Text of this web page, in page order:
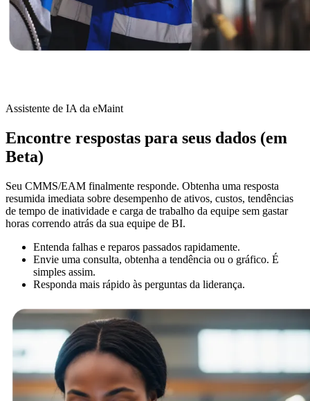
Análises e Relatórios
KPIs, painéis personalizados, exportações
Governo
Conformidade e aquisições do setor público
Assistente de IA da eMaint
Encontre respostas para seus dados (em
Beta)
Seu CMMS/EAM finalmente responde. Obtenha uma resposta
resumida imediata sobre desempenho de ativos, custos, tendências
de tempo de inatividade e carga de trabalho da equipe sem gastar
horas correndo atrás da sua equipe de BI.
Entenda falhas e reparos passados rapidamente.
Envie uma consulta, obtenha a tendência ou o gráfico. É
simples assim.
Responda mais rápido às perguntas da liderança.